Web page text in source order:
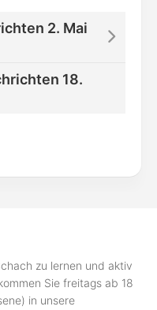
2. Mai
18.
zu lernen und aktiv
Sie freitags ab 18
in unsere